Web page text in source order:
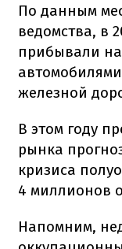
По данным
ведомства, в
прибывали
железной
В этом году
рынка
кризиса
4 миллионов
Напомним,